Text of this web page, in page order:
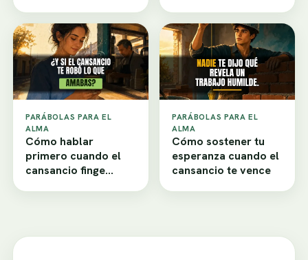
PARÁBOLAS PARA EL
ALMA
Cómo hablar
primero cuando el
cansancio finge
PARÁBOLAS PARA EL
ALMA
Cómo sostener tu
esperanza cuando el
cansancio te vence